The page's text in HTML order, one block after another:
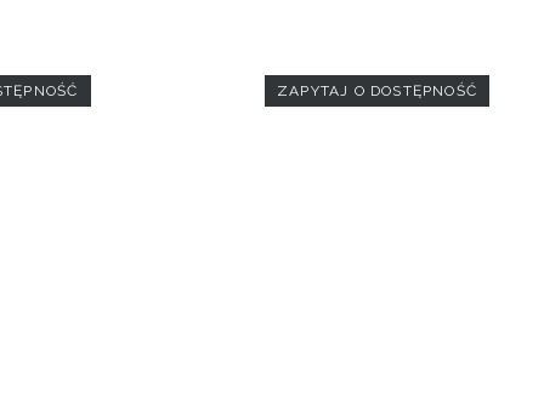
ZAPYTAJ O DOSTĘPNOŚĆ